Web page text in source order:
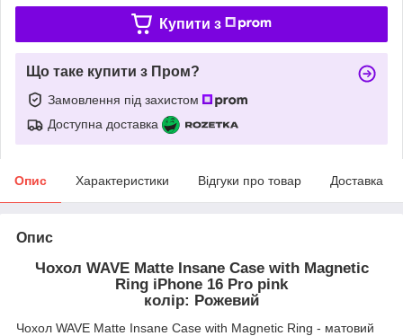
Купити з
Що таке купити з Пром?
Замовлення під захистом
Доступна доставка
Опис Характеристики Відгуки про товар Доставка
Опис
Чохол WAVE Matte Insane Case with Magnetic
Ring iPhone 16 Pro pink
колір: Рожевий
Чохол WAVE Matte Insane Case with Magnetic Ring - матовий